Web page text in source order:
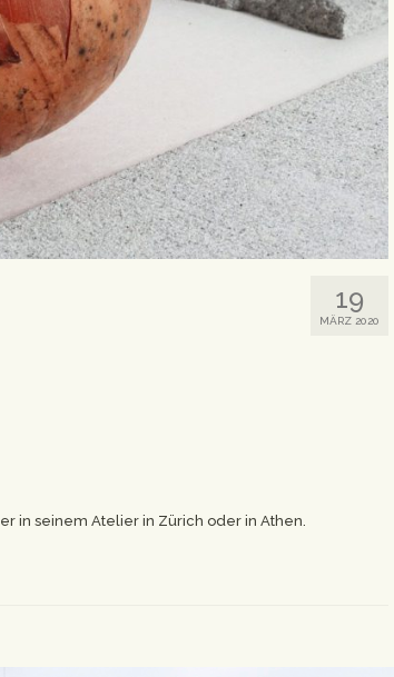
19
MÄRZ 2020
in seinem Atelier in Zürich oder in Athen.